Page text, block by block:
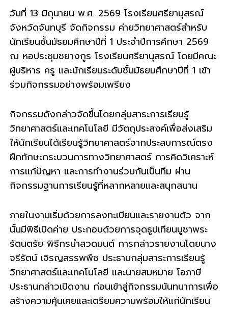
บุ
รี
วันที่ 13 มิถุนายน พ.ศ. 2569 โรงเรียนศรียานุสรณ์
จังหวัดจันทบุรี จัดกิจกรรม ค่ายวิทยาศาสตร์สำหรับ
นักเรียนชั้นมัธยมศึกษาปีที่ 1 ประจำปีการศึกษา 2569
ณ หอประชุมชยางกูร โรงเรียนศรียานุสรณ์ โดยมีคณะ
ผู้บริหาร ครู และนักเรียนระดับชั้นมัธยมศึกษาปีที่ 1 เข้า
ร่วมกิจกรรมอย่างพร้อมเพรียง
กิจกรรมดังกล่าวจัดขึ้นโดยกลุ่มสาระการเรียนรู้
วิทยาศาสตร์และเทคโนโลยี มีวัตถุประสงค์เพื่อส่งเสริม
ให้นักเรียนได้เรียนรู้วิทยาศาสตร์จากประสบการณ์ตรง
ฝึกทักษะกระบวนการทางวิทยาศาสตร์ การคิดวิเคราะห์
การแก้ปัญหา และการทำงานร่วมกันเป็นทีม ผ่าน
กิจกรรมฐานการเรียนรู้ที่หลากหลายและสนุกสนาน
ภายในงานเริ่มด้วยการลงทะเบียนและรายงานตัว จาก
นั้นมีพิธีเปิดค่าย ประกอบด้วยการจุดธูปเทียนบูชาพระ
รัตนตรัย พิธีกรนำสวดมนต์ การกล่าวรายงานโดยนาง
จรีรัตน์ เจิรญสรรพพืช ประธานกลุ่มสาระการเรียนรู้
วิทยาศาสตร์และเทคโนโลยี และนายสมหมาย โอภาษี
ประธานกล่าวเปิดงาน ก่อนเข้าสู่กิจกรรมนันทนาการเพื่อ
สร้างความคุ้นเคยและเตรียมความพร้อมให้แก่นักเรียน